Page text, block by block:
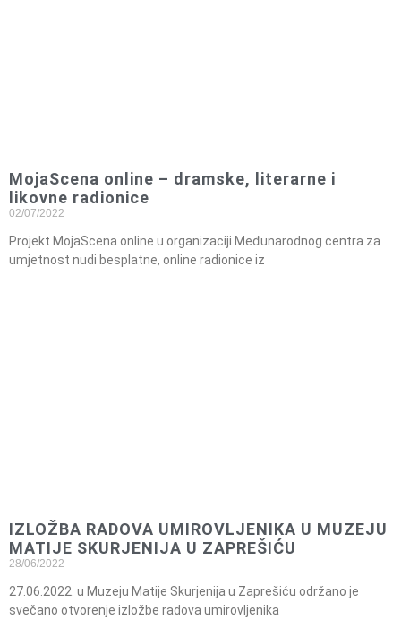
MojaScena online – dramske, literarne i
likovne radionice
02/07/2022
Projekt MojaScena online u organizaciji Međunarodnog centra za
umjetnost nudi besplatne, online radionice iz
IZLOŽBA RADOVA UMIROVLJENIKA U MUZEJU
MATIJE SKURJENIJA U ZAPREŠIĆU
28/06/2022
27.06.2022. u Muzeju Matije Skurjenija u Zaprešiću održano je
svečano otvorenje izložbe radova umirovljenika